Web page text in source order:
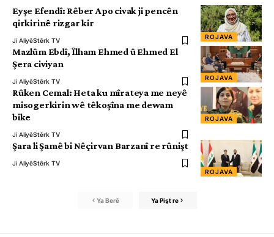
ROJAVA
Eyşe Efendî: Rêber Apo civak ji pencên
qirkirinê rizgar kir
Ji AliyêStêrk TV
ROJAVA
Mazlûm Ebdî, Îlham Ehmed û Ehmed El
Şera civiyan
Ji AliyêStêrk TV
ROJAVA
Rûken Cemal: Heta ku mîrateya me neyê
misogerkirin wê têkoşîna me dewam
bike
Ji AliyêStêrk TV
ROJAVA
Şara li Şamê bi Nêçirvan Barzanî re rûnişt
Ji AliyêStêrk TV
Ya Berê Ya Pişt re